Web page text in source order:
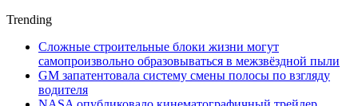
Trending
Сложные строительные блоки жизни могут
самопроизвольно образовываться в межзвёздной пыли
GM запатентовала систему смены полосы по взгляду
водителя